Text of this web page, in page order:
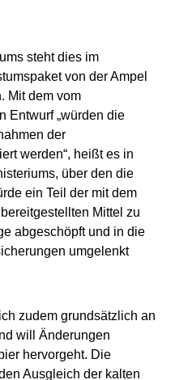
steht dies im
von der Ampel
Mit dem vom
Entwurf „würden die
der
werden“, heißt es in
über den die
ein Teil der mit dem
Mittel zu
abgeschöpft und in die
umgelenkt
zudem grundsätzlich an
will Änderungen
hervorgeht. Die
Ausgleich der kalten